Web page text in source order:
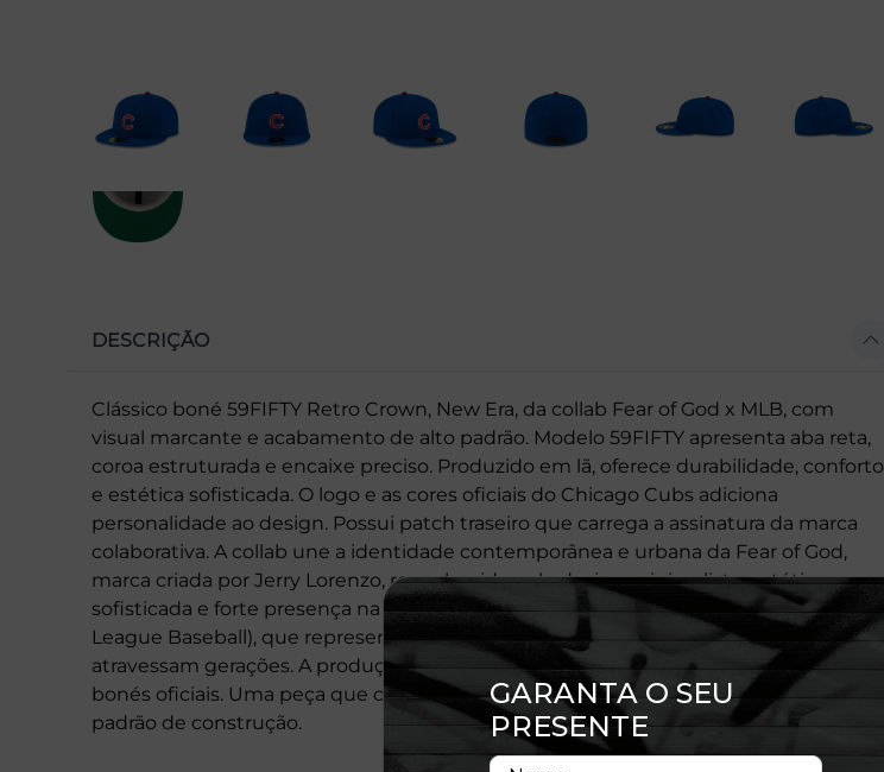
DESCRIÇÃO
Clássico boné 59FIFTY Retro Crown, New Era, da collab Fear of God x MLB, com
visual marcante e acabamento de alto padrão. Modelo 59FIFTY apresenta aba reta,
coroa estruturada e encaixe preciso. Produzido em lã, oferece durabilidade, conforto
e estética sofisticada. O logo e as cores oficiais do Chicago Cubs adiciona
personalidade ao design. Possui patch traseiro que carrega a assinatura da marca
colaborativa. A collab une a identidade contemporânea e urbana da Fear of God,
marca criada por Jerry Lorenzo, reconhecida pelo design minimalista, estética
sofisticada e forte presença na moda urbana premium, à tradição da MLB (Major
League Baseball), que representa tradição, autenticidade e símbolos esportivos que
atravessam gerações. A produção é assinada pela New Era, referência mundial em
bonés oficiais. Uma peça que combina identidade esportiva, moda urbana e alto
padrão de construção.